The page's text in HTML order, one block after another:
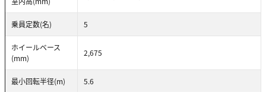
乗員定数(名) 5
ホイールベース
(mm)
2,675
最小回転半径(m) 5.6